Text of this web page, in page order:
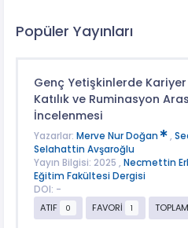
Popüler Yayınları
Genç Yetişkinlerde
Katılık ve Ruminasyon
İncelenmesi
Yazarlar: Merve Nur Doğan ,
Selahattin Avşaroğlu
Yayın Bilgisi: 2025 , Necmettin
Eğitim Fakültesi Dergisi
DOI: -
ATIF
0 FAVORİ 1